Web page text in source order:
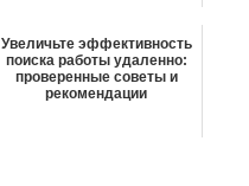
Увеличьте эффективность
поиска работы удаленно:
проверенные советы и
рекомендации